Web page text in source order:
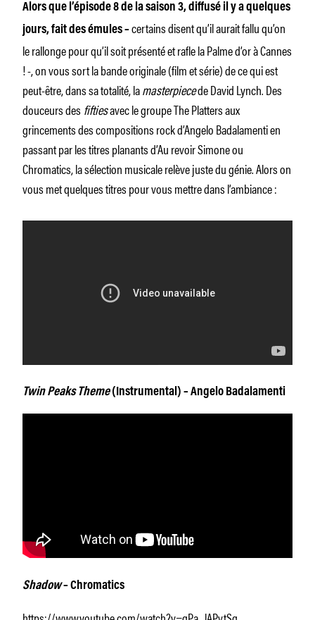
Alors que l’épisode 8 de la saison 3, diffusé il y a quelques
jours, fait des émules –certains disent qu’il aurait fallu qu’on
le rallonge pour qu’il soit présenté et rafle la Palme d’or à Cannes
! -, on vous sort la bande originale (film et série) de ce qui est
peut-être, dans sa totalité, lamasterpiecede David Lynch. Des
douceurs desfiftiesavec le groupe The Platters aux
grincements des compositions rock d’Angelo Badalamenti en
passant par les titres planants d’Au revoir Simone ou
Chromatics, la sélection musicale relève juste du génie. Alors on
vous met quelques titres pour vous mettre dans l’ambiance :
Twin Peaks Theme(Instrumental) – Angelo Badalamenti
Shadow– Chromatics